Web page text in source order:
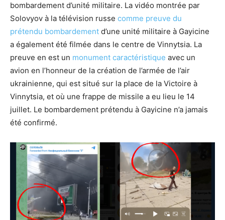
bombardement d’unité militaire. La vidéo montrée par
Solovyov à la télévision russe comme preuve du
prétendu bombardement d’une unité militaire à Gayicine
a également été filmée dans le centre de Vinnytsia. La
preuve en est un monument caractéristique avec un
avion en l’honneur de la création de l’armée de l’air
ukrainienne, qui est situé sur la place de la Victoire à
Vinnytsia, et où une frappe de missile a eu lieu le 14
juillet. Le bombardement prétendu à Gayicine n’a jamais
été confirmé.